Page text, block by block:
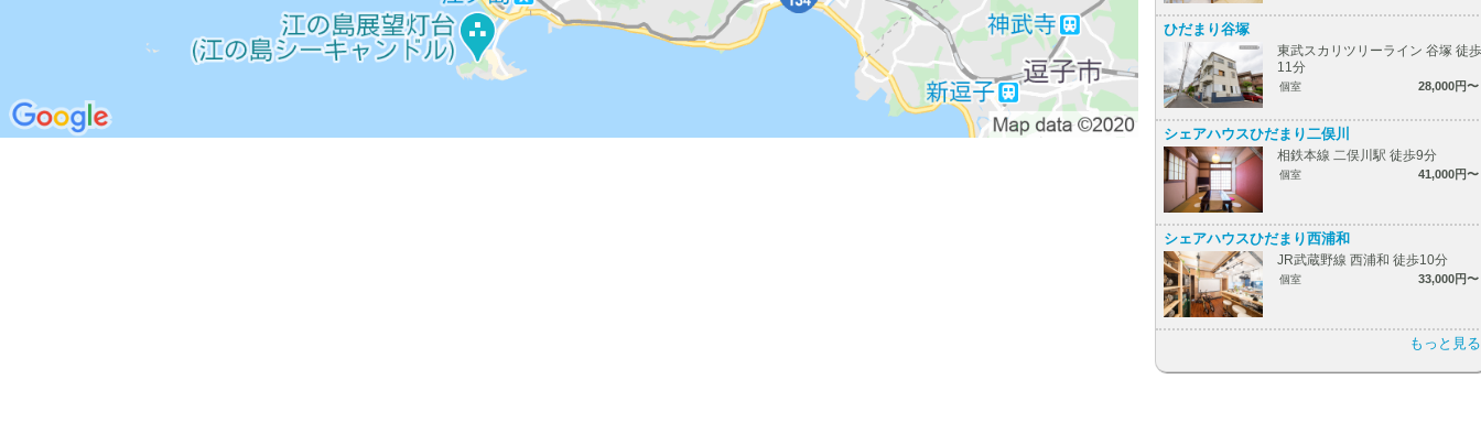
ひだまり谷塚
東武スカリツリーライン 谷塚 徒歩
11分
個室 28,000円〜
シェアハウスひだまり二俣川
相鉄本線 二俣川駅 徒歩9分
個室 41,000円〜
シェアハウスひだまり西浦和
JR武蔵野線 西浦和 徒歩10分
個室 33,000円〜
もっと見る